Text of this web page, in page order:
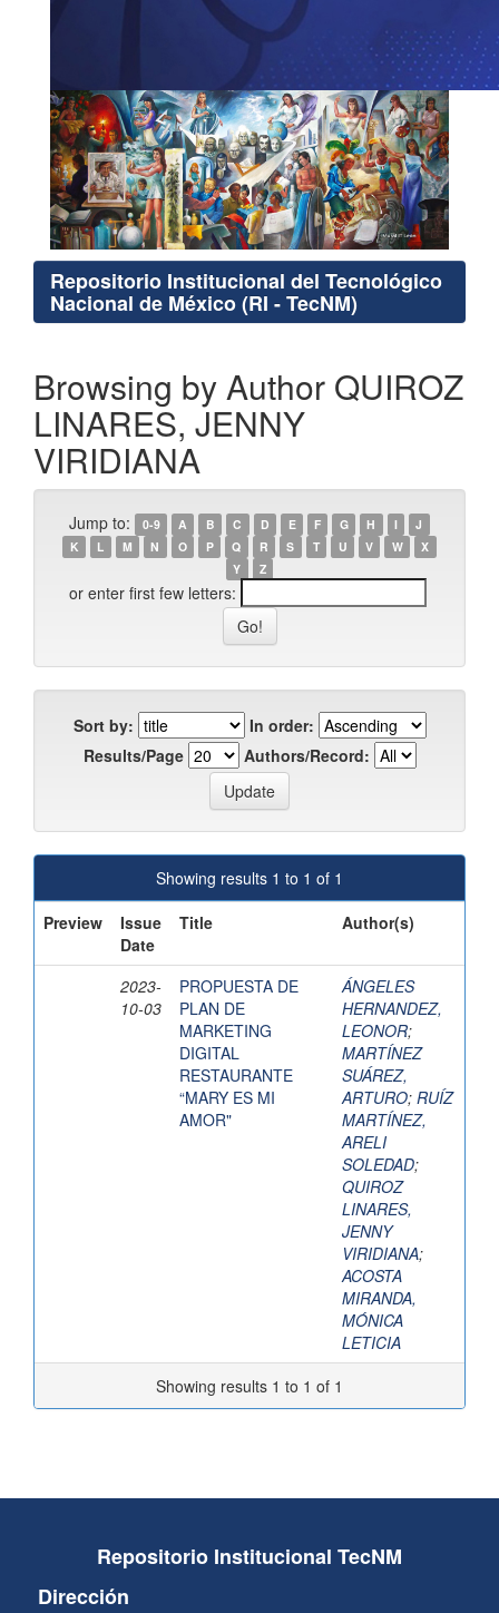
Repositorio Institucional del Tecnológico
Nacional de México (RI - TecNM)
Browsing by Author QUIROZ
LINARES, JENNY
VIRIDIANA
Jump to: 0-9 A B C D E F G H I
J
K
L M N O P Q R S T U V W
X
Y
Z
or enter first few letters:
Sort by:
In order:
Results/Page
Authors/Record:
Showing results 1 to 1 of 1
Preview
Issue
Date
Title Author(s)
2023-
10-03
PROPUESTA DE
PLAN DE
MARKETING
DIGITAL
RESTAURANTE
“MARY ES MI
AMOR"
ÁNGELES
HERNANDEZ,
LEONOR;
MARTÍNEZ
SUÁREZ,
ARTURO; RUÍZ
MARTÍNEZ,
ARELI
SOLEDAD;
QUIROZ
LINARES,
JENNY
VIRIDIANA;
ACOSTA
MIRANDA,
MÓNICA
LETICIA
Showing results 1 to 1 of 1
Repositorio Institucional TecNM
Dirección